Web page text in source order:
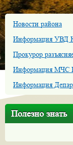
Новости района
Информация
Прокурор
Информация
Информация
Полезно знать